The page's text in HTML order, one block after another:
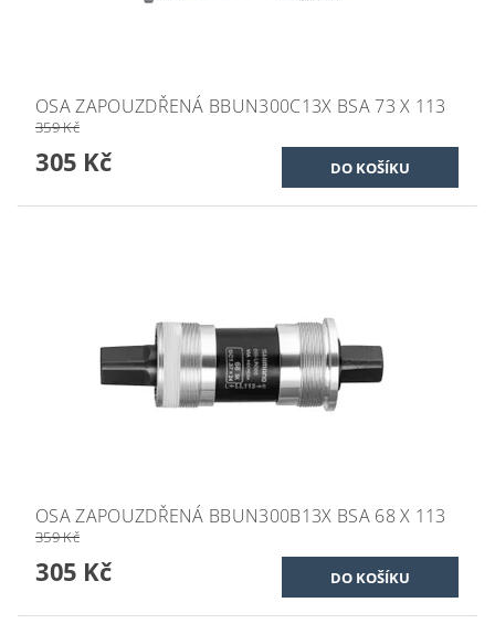
OSA ZAPOUZDŘENÁ BBUN300C13X BSA 73 X 113
359 Kč
305 Kč
OSA ZAPOUZDŘENÁ BBUN300B13X BSA 68 X 113
359 Kč
305 Kč